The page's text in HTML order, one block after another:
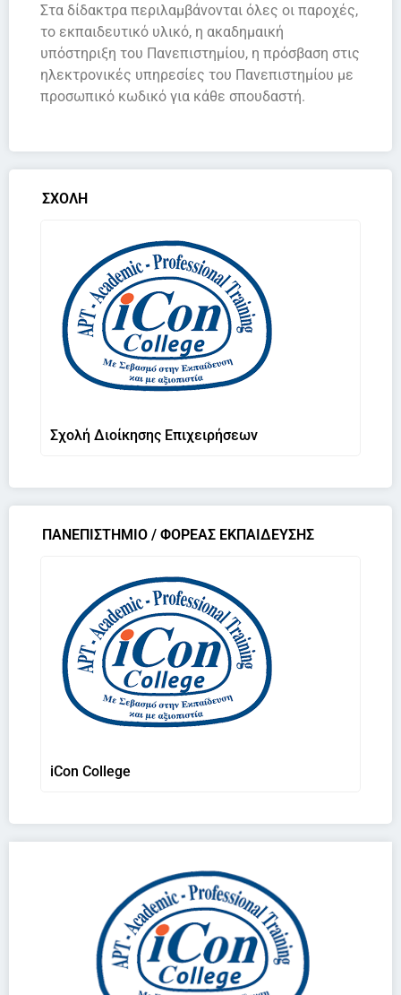
Στα δίδακτρα περιλαμβάνονται όλες οι παροχές,
το εκπαιδευτικό υλικό, η ακαδημαική
υπόστηριξη του Πανεπιστημίου, η πρόσβαση στις
ηλεκτρονικές υπηρεσίες του Πανεπιστημίου με
προσωπικό κωδικό για κάθε σπουδαστή.
ΣΧΟΛΗ
Σχολή Διοίκησης Επιχειρήσεων
ΠΑΝΕΠΙΣΤΗΜΙΟ / ΦΟΡΕΑΣ ΕΚΠΑΙΔΕΥΣΗΣ
iCon College